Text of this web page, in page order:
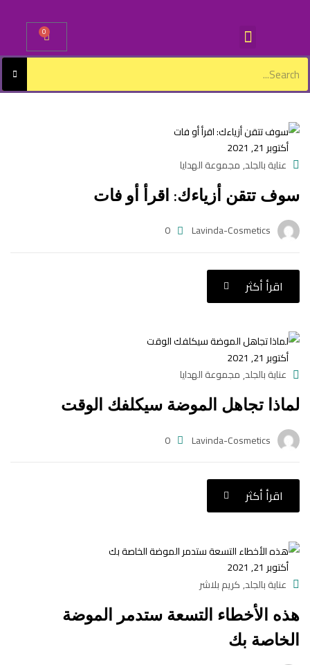
0
أكتوبر 21, 2021
عناية بالجلد,مجموعة الهدايا
سوف تتقن أزياءك: اقرأ أو فات
Lavinda-Cosmetics
0
اقرأ أكثر
أكتوبر 21, 2021
عناية بالجلد,مجموعة الهدايا
لماذا تجاهل الموضة سيكلفك الوقت
Lavinda-Cosmetics
0
اقرأ أكثر
أكتوبر 21, 2021
عناية بالجلد,كريم بلاشر
هذه الأخطاء التسعة ستدمر الموضة
الخاصة بك
Remember me
Log in